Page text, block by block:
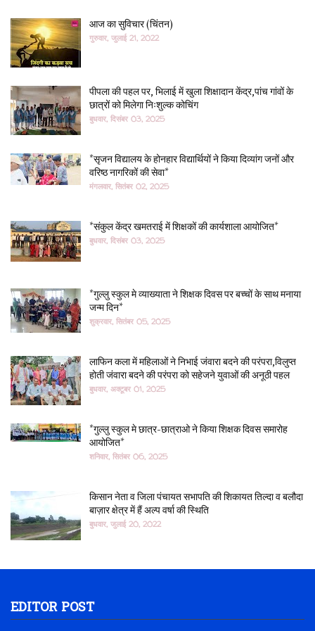
आज का सुविचार (चिंतन)
गुरुवार, जुलाई 21, 2022
पीपला की पहल पर, भिलाई में खुला शिक्षादान केंद्र,पांच गांवों के
छात्रों को मिलेगा निःशुल्क कोचिंग
बुधवार, दिसंबर 03, 2025
*सृजन विद्यालय के होनहार विद्यार्थियों ने किया दिव्यांग जनों और
वरिष्ठ नागरिकों की सेवा*
मंगलवार, सितंबर 02, 2025
*संकुल केंद्र खमतराई में शिक्षकों की कार्यशाला आयोजित*
बुधवार, दिसंबर 03, 2025
*गुल्लु स्कुल मे व्याख्याता ने शिक्षक दिवस पर बच्चों के साथ मनाया
जन्म दिन*
शुक्रवार, सितंबर 05, 2025
लाफिन कला में महिलाओं ने निभाई जंवारा बदने की परंपरा,विलुप्त
होती जंवारा बदने की परंपरा को सहेजने युवाओं की अनूठी पहल
बुधवार, अक्टूबर 01, 2025
*गुल्लु स्कुल मे छात्र-छात्राओ ने किया शिक्षक दिवस समारोह
आयोजित*
शनिवार, सितंबर 06, 2025
किसान नेता व जिला पंचायत सभापति की शिकायत तिल्दा व बलौदा
बाज़ार क्षेत्र में हैं अल्प वर्षा की स्थिति
बुधवार, जुलाई 20, 2022
EDITOR POST